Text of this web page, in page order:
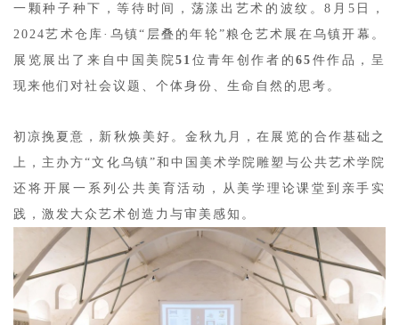
一颗种子种下，等待时间，荡漾出艺术的波纹。8月5日，
2024艺术仓库·乌镇“层叠的年轮”粮仓艺术展在乌镇开幕。
展览展出了来自中国美院51 位青年创作者的65 件作品，呈
现来他们对社会议题、个体身份、生命自然的思考。
初凉挽夏意，新秋焕美好。金秋九月，在展览的合作基础之
上，主办方“文化乌镇”和中国美术学院雕塑与公共艺术学院
还将开展一系列公共美育活动，从美学理论课堂到亲手实
践，激发大众艺术创造力与审美感知。